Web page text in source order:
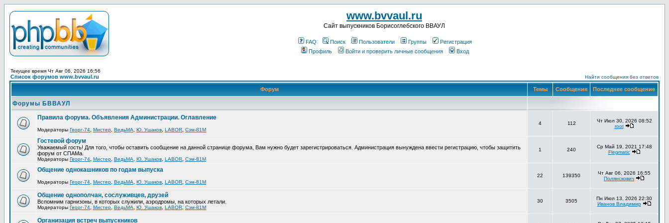
www.bvvaul.ru
Cайт выпускников Борисоглебского ВВАУЛ
FAQ Поиск Пользователи Группы
Регистрация
Профиль
Войти и проверить личные сообщения Вход
Текущее время Чт Авг 06, 2026 16:56
Список форумов www.bvvaul.ru Найти сообщения без ответов
Форум Темы Сообщения Последнее сообщение
Форумы БВВАУЛ
Правила форума. Объявления Администрации. Оглавление
Модераторы Георг-74 Мистер ВедьМА Ю. Ушаков LABOR Сэм-81М
4 112
Чт Июл 30, 2026 08:52
root
Гостевой форум
Уважаемый гость! Для того, чтобы оставить сообщение на данной странице форума, Вам нужно будет зарегистрироваться. Администрация вынуждена ввести регистрацию, чтобы защитить
форум от СПАМа.
Модераторы Георг-74 Мистер ВедьМА Ю. Ушаков LABOR Сэм-81М
1 240
Ср Май 19, 2021 17:48
Flegmatic
Общение однокашников по годам выпуска
Модераторы Георг-74 Мистер ВедьМА Ю. Ушаков LABOR Сэм-81М
22 139350
Чт Авг 06, 2026 16:55
Полянскович
Общение однополчан, сослуживцев, друзей
Вспомним гарнизоны, в которых служили, аэродромы, на которых летали.
Модераторы Георг-74 Мистер ВедьМА Ю. Ушаков LABOR Сэм-81М
30 3505
Пн Июл 13, 2026 22:30
Иванов Владимир
Организация встреч выпускников